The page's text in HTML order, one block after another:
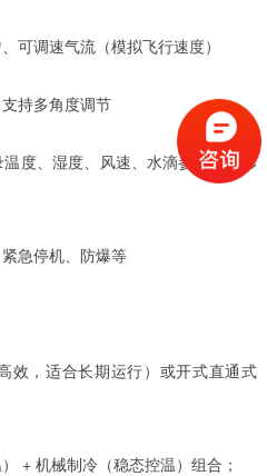
可调速气流（模拟飞行速度）
持多角度调节
度、湿度、风速、水滴参数、冰形
急停机、防爆等
效，适合长期运行）或开式直通式
+ 机械制冷（稳态控温）组合；